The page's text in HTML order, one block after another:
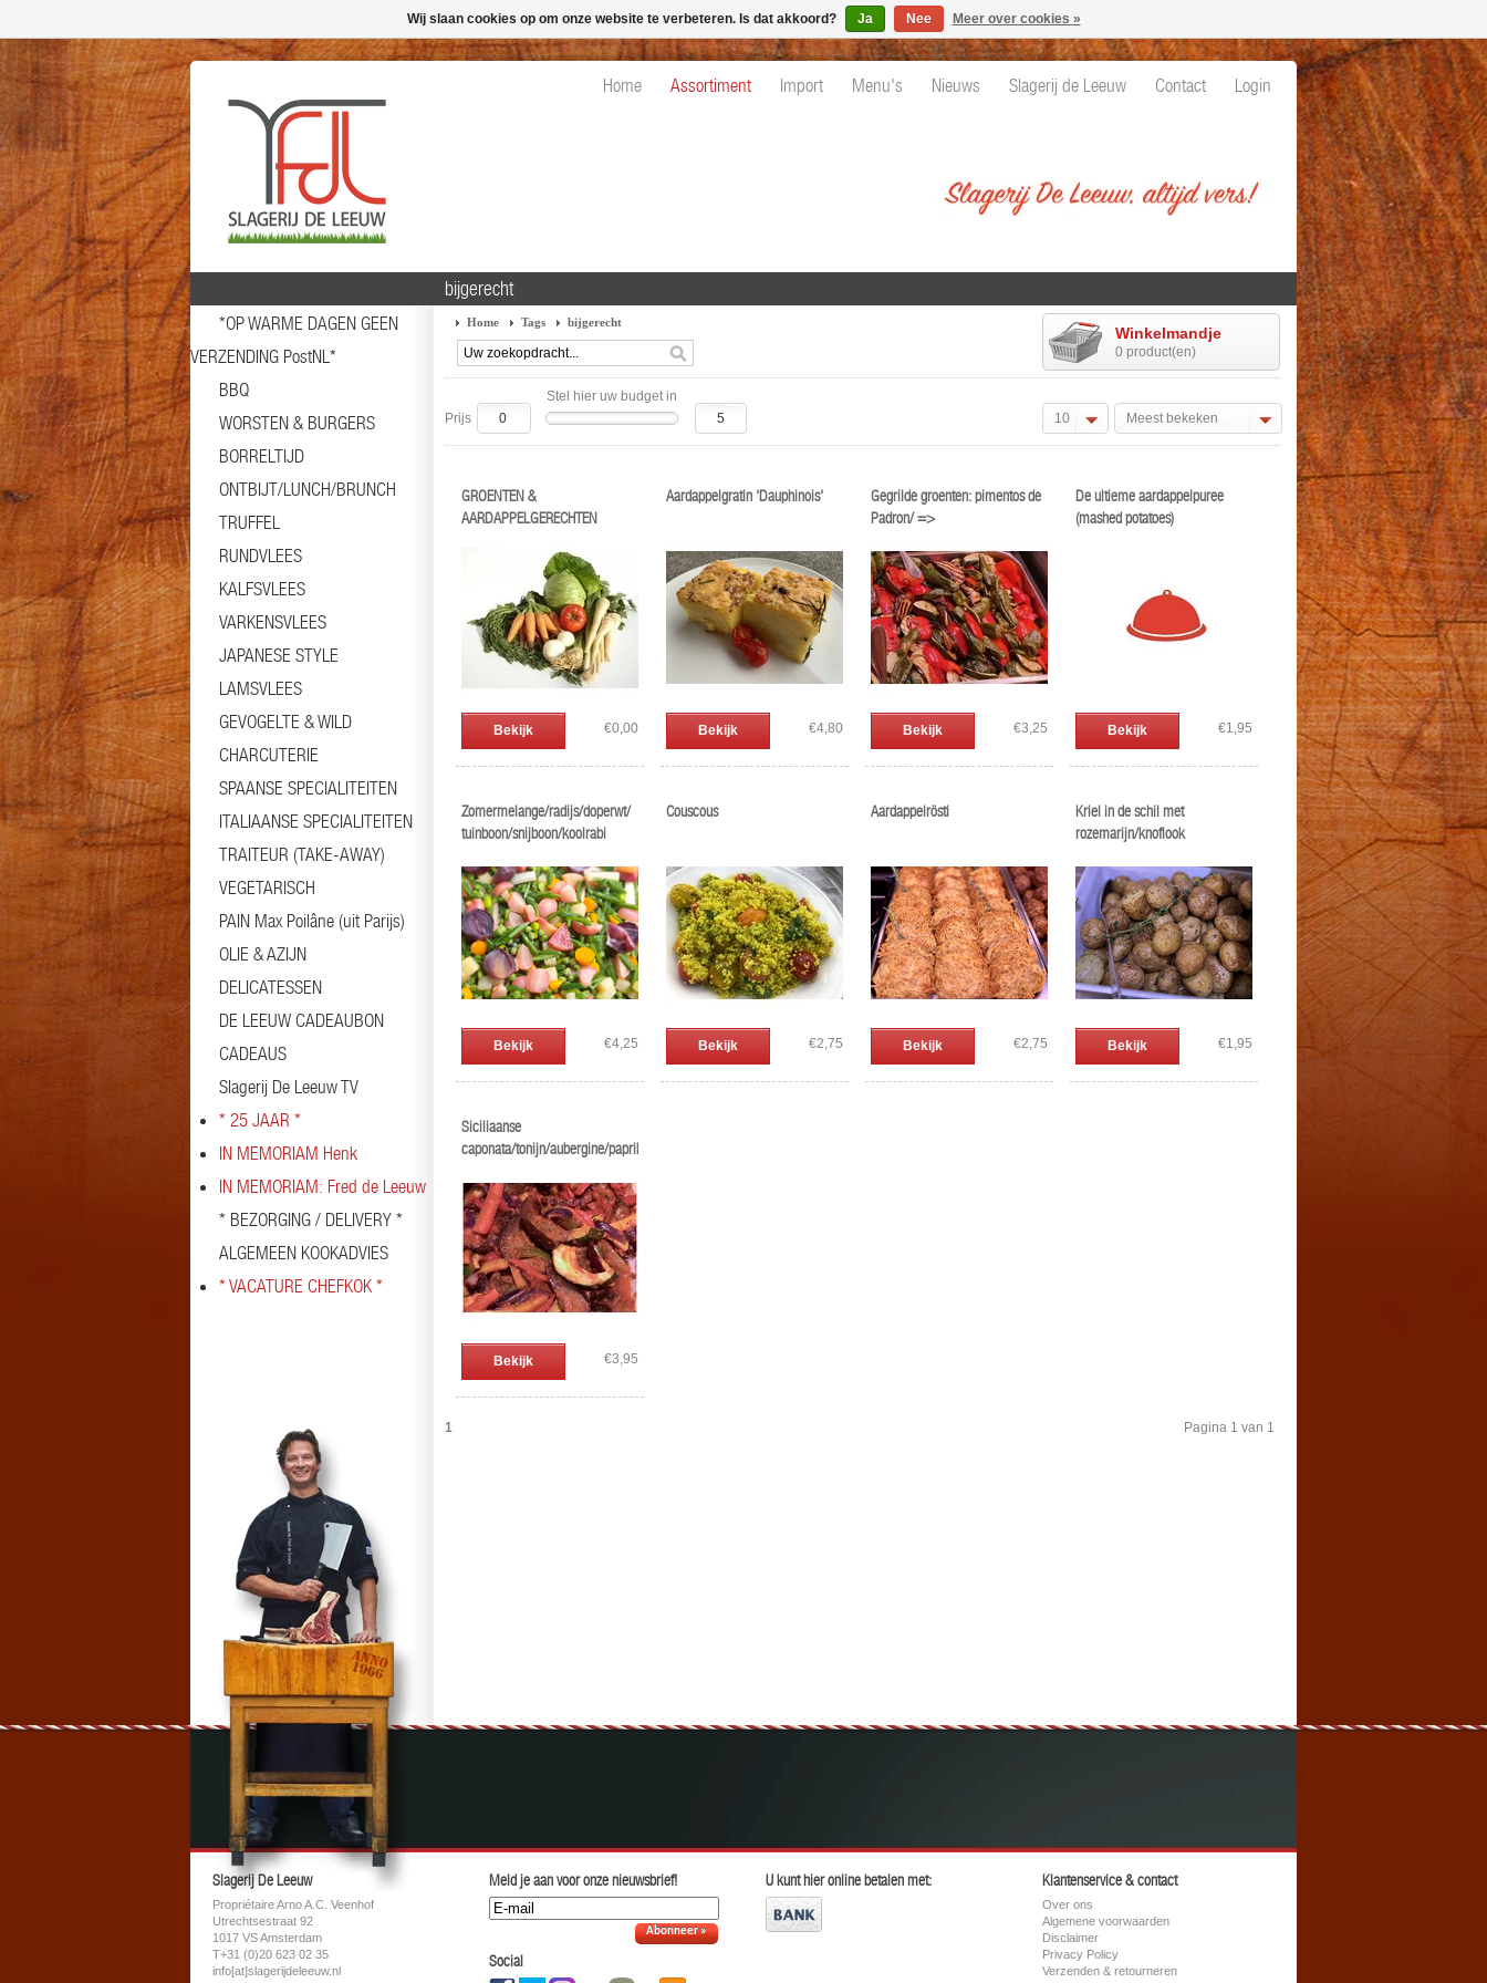
Home Assortiment Import Menu's Nieuws Slagerij de Leeuw Contact Login
*OP WARME DAGEN GEEN
VERZENDING PostNL*
BBQ
WORSTEN & BURGERS
BORRELTIJD
ONTBIJT/LUNCH/BRUNCH
TRUFFEL
RUNDVLEES
KALFSVLEES
VARKENSVLEES
JAPANESE STYLE
LAMSVLEES
GEVOGELTE & WILD
CHARCUTERIE
SPAANSE SPECIALITEITEN
ITALIAANSE SPECIALITEITEN
TRAITEUR (TAKE-AWAY)
VEGETARISCH
PAIN Max Poilâne (uit Parijs)
OLIE & AZIJN
DELICATESSEN
DE LEEUW CADEAUBON
CADEAUS
Slagerij De Leeuw TV
* 25 JAAR *
IN MEMORIAM Henk
IN MEMORIAM: Fred de Leeuw
* BEZORGING / DELIVERY *
ALGEMEEN KOOKADVIES
* VACATURE CHEFKOK *
bijgerecht
Home Tags bijgerecht
Winkelmandje
0 product(en)
Stel hier uw budget in
Prijs
10 Meest bekeken
GROENTEN &
AARDAPPELGERECHTEN
Bekijk €0,00
Aardappelgratin 'Dauphinois'
Bekijk €4,80
Gegrilde groenten: pimentos de
Padron/ =>
Bekijk €3,25
De ultieme aardappelpuree
(mashed potatoes)
Bekijk €1,95
Zomermelange/radijs/doperwt/
tuinboon/snijboon/koolrabi
Bekijk €4,25
Couscous
Bekijk €2,75
Aardappelrösti
Bekijk €2,75
Kriel in de schil met
rozemarijn/knoflook
Bekijk €1,95
Siciliaanse
caponata/tonijn/aubergine/paprika/tomaat
Bekijk €3,95
1 Pagina 1 van 1
Slagerij De Leeuw
Propriétaire Arno A.C. Veenhof
Utrechtsestraat 92
1017 VS Amsterdam
T+31 (0)20 623 02 35
info[at]slagerijdeleeuw.nl
Meld je aan voor onze nieuwsbrief!
Abonneer »
Social
U kunt hier online betalen met: Klantenservice & contact
Over ons
Algemene voorwaarden
Disclaimer
Privacy Policy
Verzenden & retourneren
Wij slaan cookies op om onze website te verbeteren. Is dat akkoord? Ja Nee Meer over cookies »